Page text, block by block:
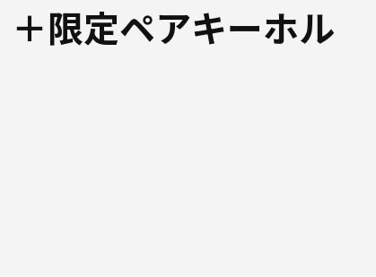
限定ペアキーホル